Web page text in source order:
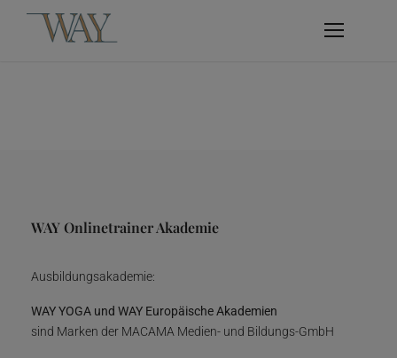
WAY Onlinetrainer Akademie
Ausbildungsakademie:
WAY YOGA und WAY Europäische Akademien
sind Marken der MACAMA Medien- und Bildungs-GmbH